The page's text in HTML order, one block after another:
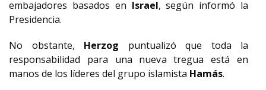
embajadores basados en Israel, según informó la
Presidencia.
No obstante, Herzog puntualizó que toda la
responsabilidad para una nueva tregua está en
manos de los líderes del grupo islamista Hamás.